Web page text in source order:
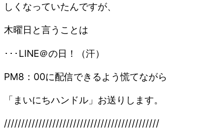
しくなっていたんですが、
木曜日と言うことは
･･･LINE＠の日！（汗）
PM8：00に配信できるよう慌てながら
「まいにちハンドル」お送りします。
/////////////////////////////////////////////